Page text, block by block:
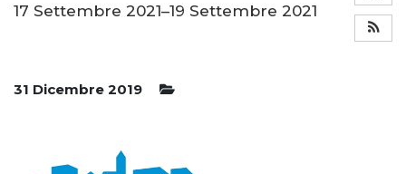
17 Settembre 2021–19 Settembre 2021
31 Dicembre 2019